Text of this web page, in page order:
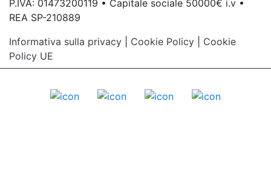
P.IVA: 01473200119 • Capitale sociale 50000€ i.v •
REA SP-210889
Informativa sulla privacy
Cookie Policy
Cookie
Policy UE